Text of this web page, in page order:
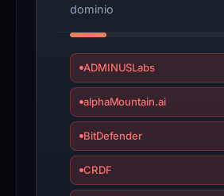
dominio
ADMINUSLabs
alphaMountain.ai
BitDefender
CRDF